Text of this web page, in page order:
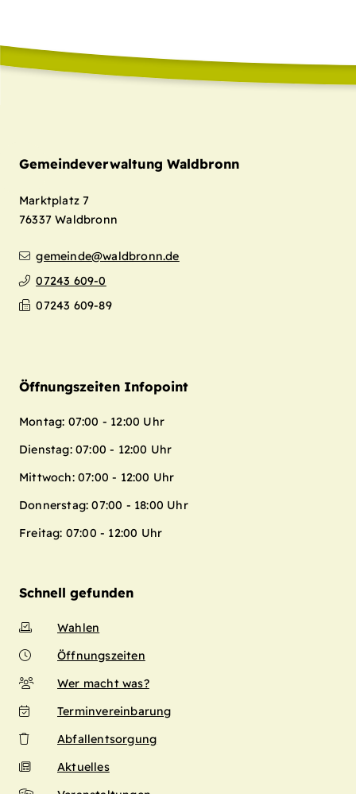
Gemeindeverwaltung Waldbronn
Marktplatz 7
76337 Waldbronn
gemeinde@waldbronn.de
07243 609-0
07243 609-89
Öffnungszeiten Infopoint
Montag: 07:00 - 12:00 Uhr
Dienstag: 07:00 - 12:00 Uhr
Mittwoch: 07:00 - 12:00 Uhr
Donnerstag: 07:00 - 18:00 Uhr
Freitag: 07:00 - 12:00 Uhr
Schnell gefunden
Wahlen
Öffnungszeiten
Wer macht was?
Terminvereinbarung
Abfallentsorgung
Aktuelles